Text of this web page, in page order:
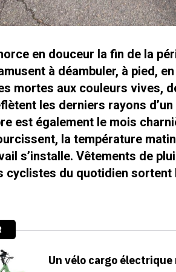
en douceur la fin de la
à déambuler, à pied,
mortes aux couleurs vives,
les derniers rayons
est également le mois
la température
s’installe. Vêtements de
cyclistes du quotidien